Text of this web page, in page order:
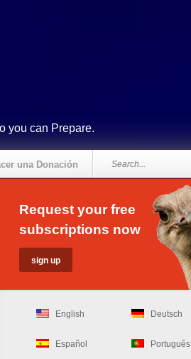
you can Prepare.
una Donación
Request your free
subscriptions now
English Deutsch
Español Português